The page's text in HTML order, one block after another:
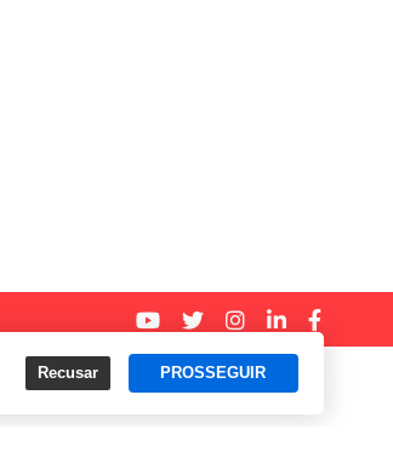
Recusar PROSSEGUIR
Termos e Políticas de Uso Privacidade